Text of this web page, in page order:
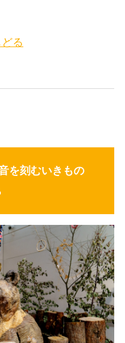
る
を刻むいきもの